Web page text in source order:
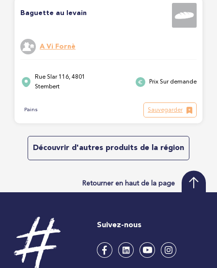
Baguette au levain
A Vi Fornè
Rue Slar 116, 4801
Stembert
Prix Sur demande
Pains Sauvegarder
Découvrir d'autres produits de la région
Retourner en haut de la page
Suivez-nous